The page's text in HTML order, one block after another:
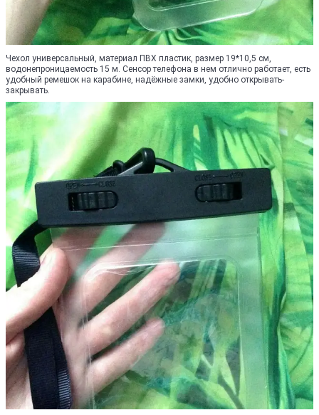
Чехол универсальный, материал ПВХ пластик, размер 19*10,5 см,
водонепроницаемость 15 м. Сенсор телефона в нем отлично работает, есть
удобный ремешок на карабине, надёжные замки, удобно открывать-
закрывать.